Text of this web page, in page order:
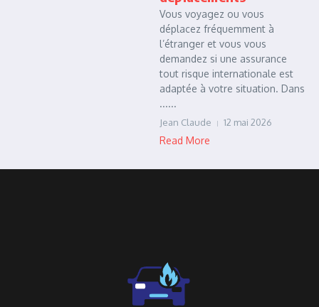
Vous voyagez ou vous
déplacez fréquemment à
l’étranger et vous vous
demandez si une assurance
tout risque internationale est
adaptée à votre situation. Dans
......
Jean Claude 12 mai 2026
Read More